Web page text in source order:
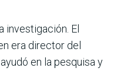
investigación. El
era director del
en la pesquisa y